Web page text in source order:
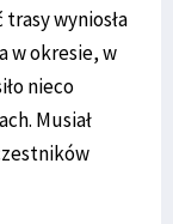
wyniosła
w okresie, w
nieco
Musiał